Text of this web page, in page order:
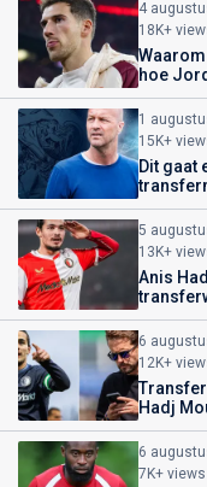
4
18K+
hoe
1
15K+
Dit gaat
5
13K+
Anis
6
12K+
Hadj
6
7K+ views